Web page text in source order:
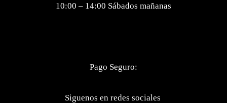
10:00 – 14:00 Sábados mañanas
Pago Seguro:
Siguenos en redes sociales